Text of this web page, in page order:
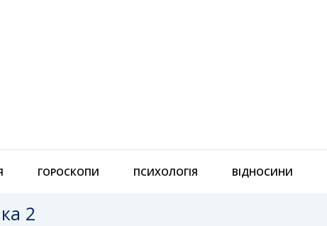
ГОРОСКОПИ ПСИХОЛОГІЯ ВІДНОСИНИ
2